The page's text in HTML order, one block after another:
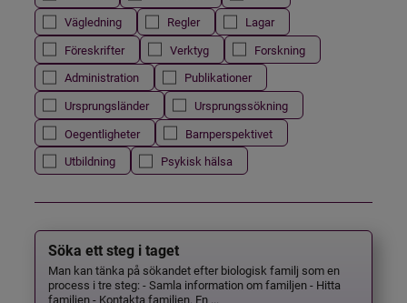
Vägledning
Regler
Lagar
Föreskrifter
Verktyg
Forskning
Administration
Publikationer
Ursprungsländer
Ursprungssökning
Oegentligheter
Barnperspektivet
Utbildning
Psykisk hälsa
Söka ett steg i taget
Man kan tänka på sökandet efter biologisk familj som en
process i tre steg: - Samla information om familjen - Hitta
familjen - Kontakta familjen. En ...